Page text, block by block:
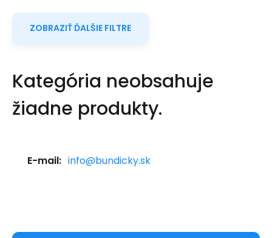
ZOBRAZIŤ ĎALŠIE FILTRE
Kategória neobsahuje
žiadne produkty.
E-mail: info@bundicky.sk